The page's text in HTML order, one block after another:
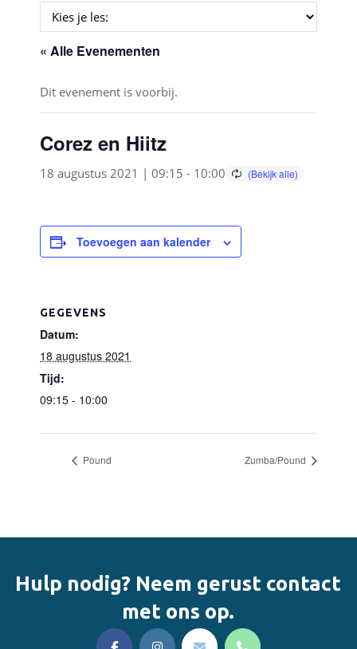
« Alle Evenementen
Dit evenement is voorbij.
Corez en Hiitz
18 augustus 2021 | 09:15 - 10:00
Toevoegen aan kalender
GEGEVENS
Datum:
18 augustus 2021
Tijd:
09:15 - 10:00
Pound Zumba/Pound
Hulp nodig? Neem gerust contact
met ons op.